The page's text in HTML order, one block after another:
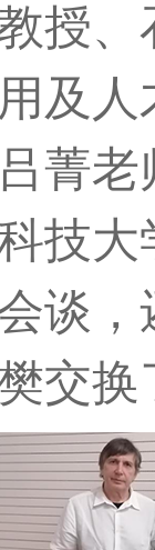
授
及
菁
技
谈
交